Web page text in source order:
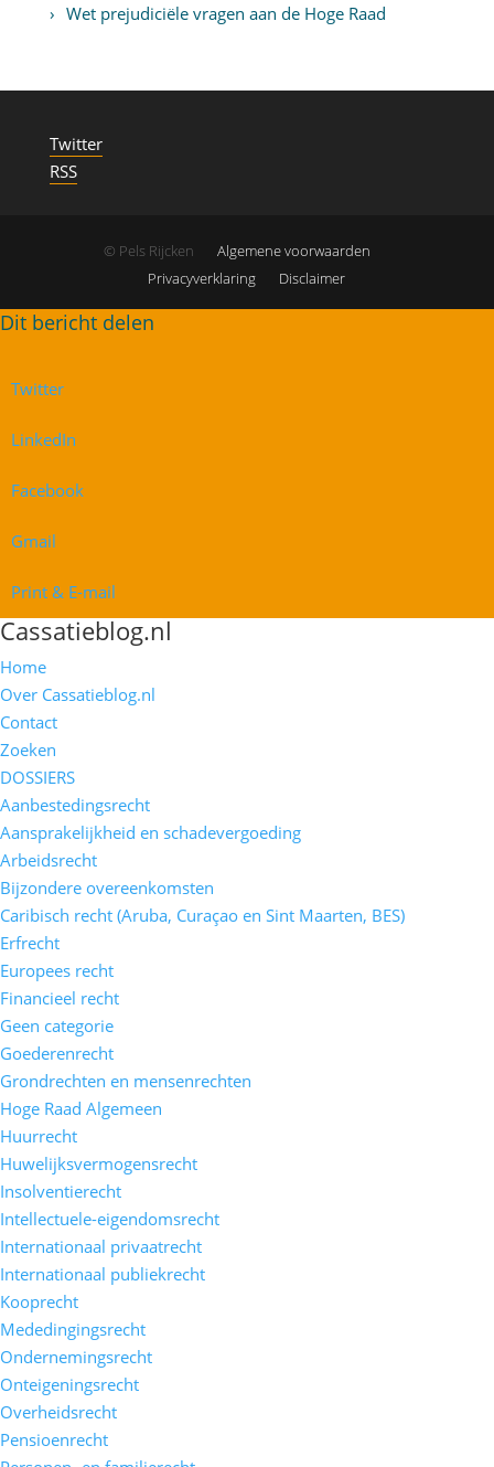
Wet prejudiciële vragen aan de Hoge Raad
Twitter
RSS
© Pels Rijcken
Algemene voorwaarden
Privacyverklaring
Disclaimer
Twitter
LinkedIn
Facebook
Gmail
Print & E-mail
Cassatieblog.nl
Home
Over Cassatieblog.nl
Contact
Zoeken
DOSSIERS
Aanbestedingsrecht
Aansprakelijkheid en schadevergoeding
Arbeidsrecht
Bijzondere overeenkomsten
Caribisch recht (Aruba, Curaçao en Sint Maarten, BES)
Erfrecht
Europees recht
Financieel recht
Geen categorie
Goederenrecht
Grondrechten en mensenrechten
Hoge Raad Algemeen
Huurrecht
Huwelijksvermogensrecht
Insolventierecht
Intellectuele-eigendomsrecht
Internationaal privaatrecht
Internationaal publiekrecht
Kooprecht
Mededingingsrecht
Ondernemingsrecht
Onteigeningsrecht
Overheidsrecht
Pensioenrecht